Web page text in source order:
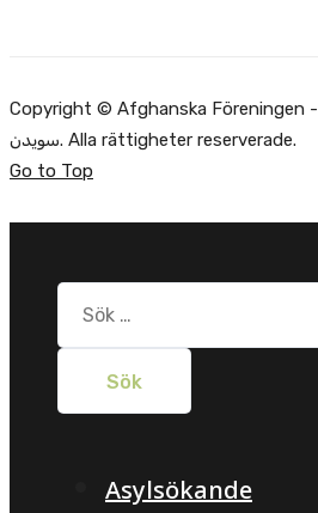
Copyright © Afghanska Föreningen - انجمن افغانها در
سویدن. Alla rättigheter reserverade.
Go to Top
Sök
efter:
Asylsökande